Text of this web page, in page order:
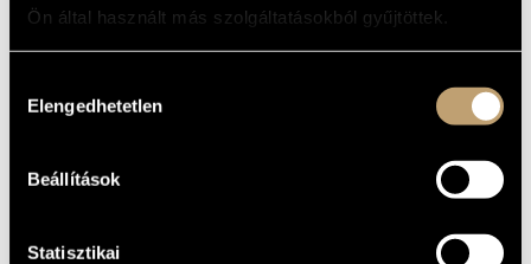
Ön által használt más szolgáltatásokból gyűjtöttek.
kiválasztása
Elengedhetetlen
Beállítások
Statisztikai